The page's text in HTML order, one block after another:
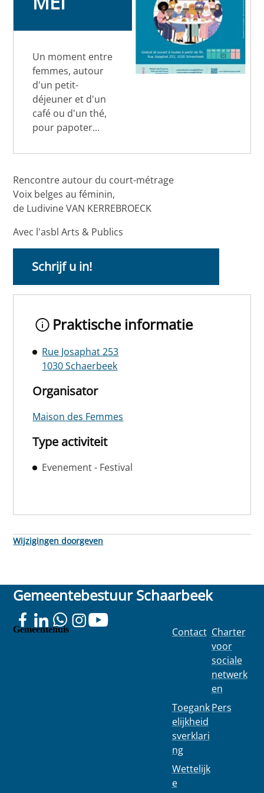
Un moment entre
femmes, autour
d'un petit-
déjeuner et d'un
café ou d'un thé,
pour papoter...
Rencontre autour du court-métrage
Voix belges au féminin,
de Ludivine VAN KERREBROECK
Avec l'asbl Arts & Publics
Schrijf u in!
Praktische informatie
Rue Josaphat 253
1030 Schaerbeek
Organisator
Maison des Femmes
Type activiteit
Evenement - Festival
Wijzigingen doorgeven
Gemeentebestuur Schaarbeek
Gemeentehuis Contact
Toegank
elijkheid
sverklari
ng
Wettelijk
e
Charter
voor
sociale
netwerk
en
Pers